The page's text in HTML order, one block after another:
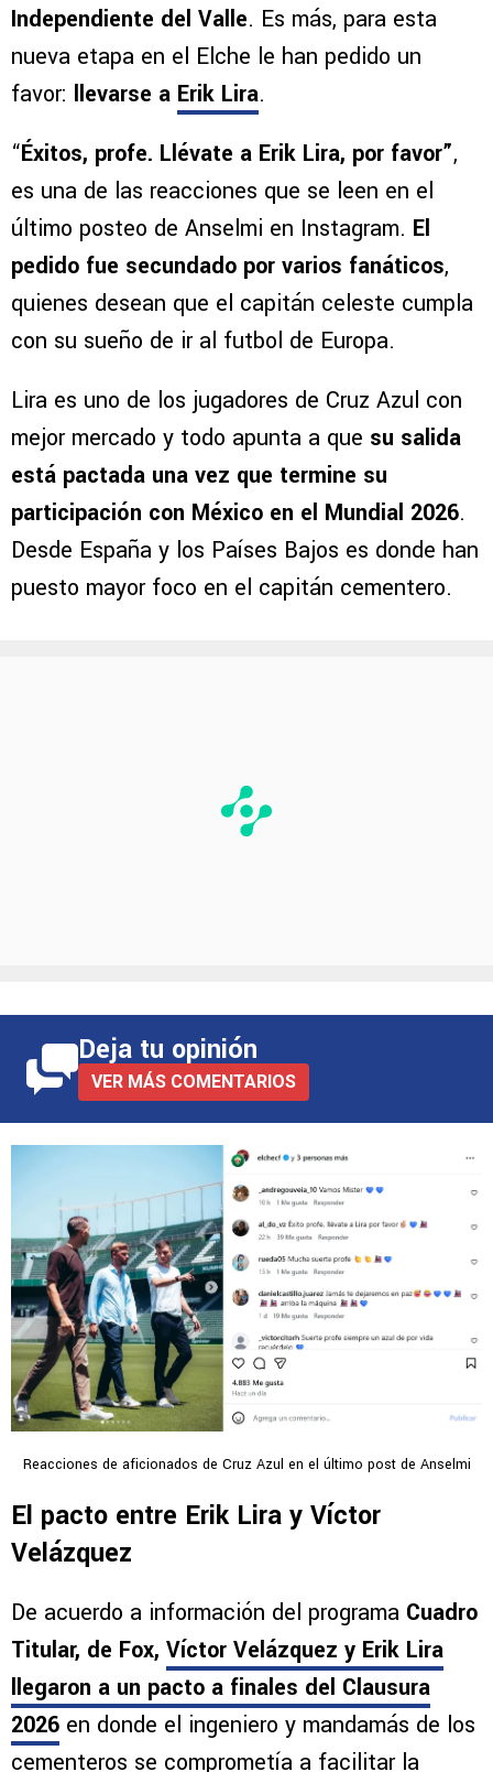
Independiente del Valle. Es más, para esta
nueva etapa en el Elche le han pedido un
favor: llevarse a Erik Lira.
“Éxitos, profe. Llévate a Erik Lira, por favor”,
es una de las reacciones que se leen en el
último posteo de Anselmi en Instagram. El
pedido fue secundado por varios fanáticos,
quienes desean que el capitán celeste cumpla
con su sueño de ir al futbol de Europa.
Lira es uno de los jugadores de Cruz Azul con
mejor mercado y todo apunta a que su salida
está pactada una vez que termine su
participación con México en el Mundial 2026.
Desde España y los Países Bajos es donde han
puesto mayor foco en el capitán cementero.
Deja tu opinión
VER MÁS COMENTARIOS
Reacciones de aficionados de Cruz Azul en el último post de Anselmi
El pacto entre Erik Lira y Víctor
Velázquez
De acuerdo a información del programa Cuadro
Titular, de Fox, Víctor Velázquez y Erik Lira
llegaron a un pacto a finales del Clausura
2026 en donde el ingeniero y mandamás de los
cementeros se comprometía a facilitar la